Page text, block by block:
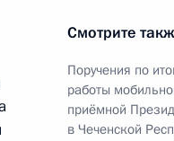
границе
Смотрите
Поручения по
работы
приёмной
в Чеченской